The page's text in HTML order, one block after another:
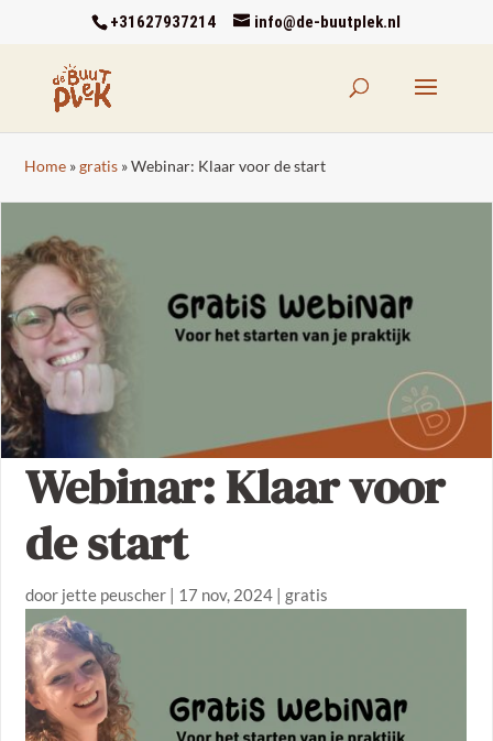
+31627937214 info@de-buutplek.nl
Home »gratis »Webinar: Klaar voor de start
Webinar: Klaar voor
de start
door jette peuscher | 17 nov, 2024 |gratis